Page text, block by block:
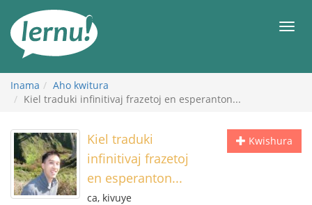
rupapuro
rw'ibirimwo
Inama
Aho kwitura
Kiel traduki infinitivaj frazetoj en esperanton...
Kwishura
Kiel traduki
infinitivaj frazetoj
en esperanton...
ca, kivuye